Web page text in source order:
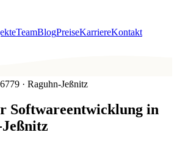
TeamBlogPreiseKarriereKontakt
· Raguhn-Jeßnitz
Softwareentwicklung in